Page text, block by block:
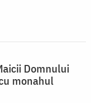
Domnului
monahul